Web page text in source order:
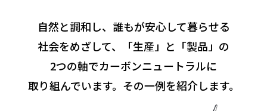
自然と調和し、誰もが安心して暮らせる
社会をめざして、「生産」と「製品」の
2つの軸でカーボンニュートラルに
取り組んでいます。 その一例を紹介します。